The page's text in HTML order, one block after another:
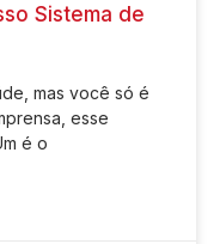
Sistema de
mas você só é
esse
é o